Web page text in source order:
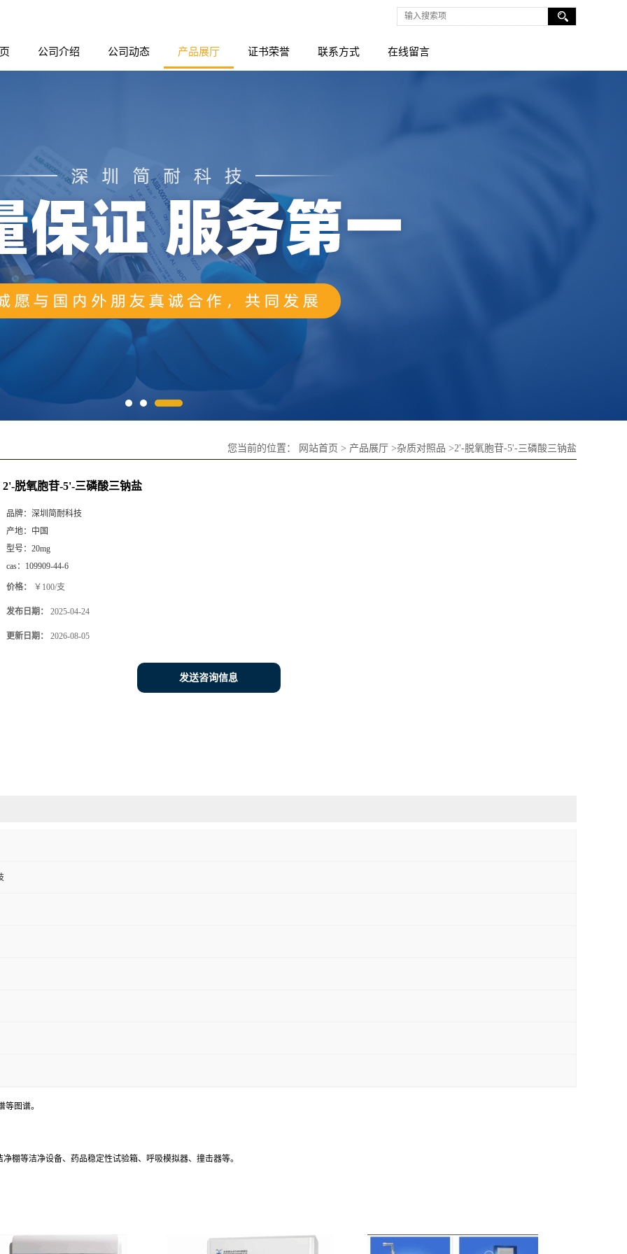
公司介绍 公司动态 产品展厅 证书荣誉 联系方式 在线留言
您当前的位置： 网站首页 > 产品展厅 >杂质对照品 >2'-脱氧胞苷-5'-三磷酸三钠盐
2'-脱氧胞苷-5'-三磷酸三钠盐
品牌： 深圳简耐科技
产地： 中国
型号： 20mg
cas： 109909-44-6
价格： ￥100/支
发布日期： 2025-04-24
更新日期： 2026-08-05
发送咨询信息
图谱。
棚等洁净设备、药品稳定性试验箱、呼吸模拟器、撞击器等。